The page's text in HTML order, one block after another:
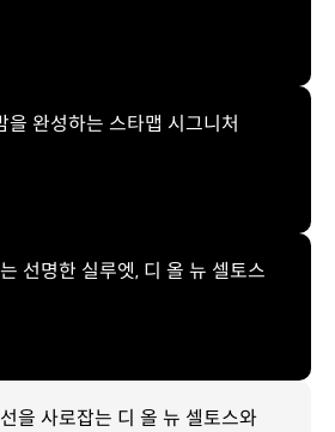
을 완성하는 스타맵 시그니처
선명한 실루엣, 디 올 뉴 셀토스
을 사로잡는 디 올 뉴 셀토스와